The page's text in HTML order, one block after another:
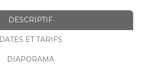
DESCRIPTIF
DATES ET TARIFS
DIAPORAMA